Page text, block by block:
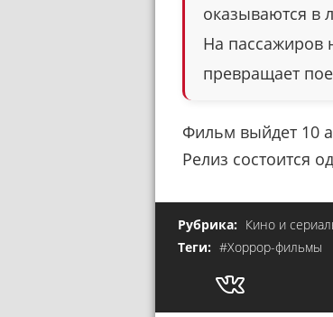
оказываются в
На пассажиров
превращает
Фильм выйдет 10
Релиз состоится
Рубрика: Кино и
Теги: #Хоррор-фильмы